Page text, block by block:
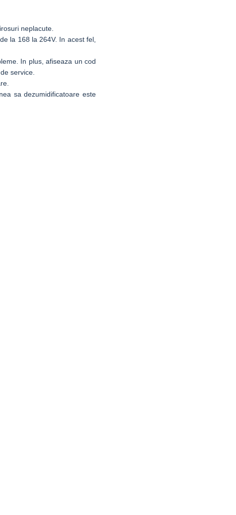
neplacute.
la 168 la 264V. In acest fel,
In plus, afiseaza un cod
service.
sa dezumidificatoare este